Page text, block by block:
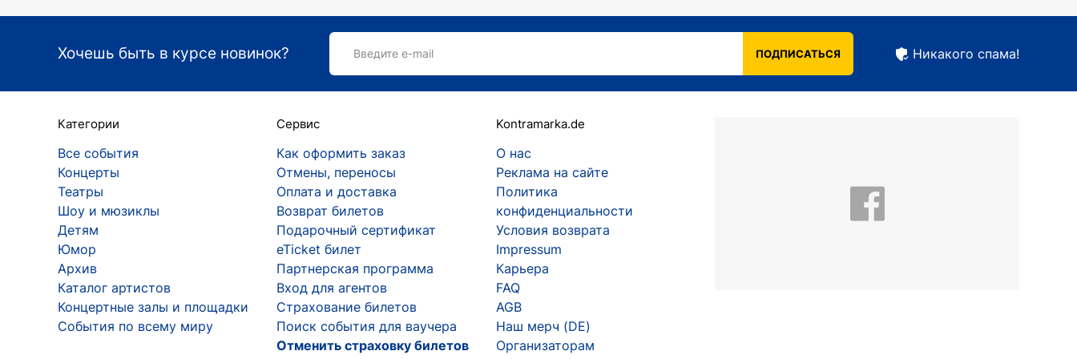
знаменитости. Хиты Степана Гиги дарят зрителям массу положительных эмоций, помогают переживать непростые времена.
Интересные факты:
забыла это шоу.
Хочешь быть в курсе новинок? Введите e-mail ПОДПИСАТЬСЯ Никакого спама!
Категории
Все события
Концерты
Театры
Шоу и мюзиклы
Детям
Юмор
Архив
Каталог артистов
Концертные залы и площадки
События по всему миру
Сервис
Как оформить заказ
Отмены, переносы
Оплата и доставка
Возврат билетов
Подарочный сертификат
eTicket билет
Партнерская программа
Вход для агентов
Страхование билетов
Поиск события для ваучера
Отменить страховку билетов
Kontramarka.de
О нас
Реклама на сайте
Политика
конфиденциальности
Условия возврата
Impressum
Карьера
FAQ
AGB
Наш мерч (DE)
Организаторам